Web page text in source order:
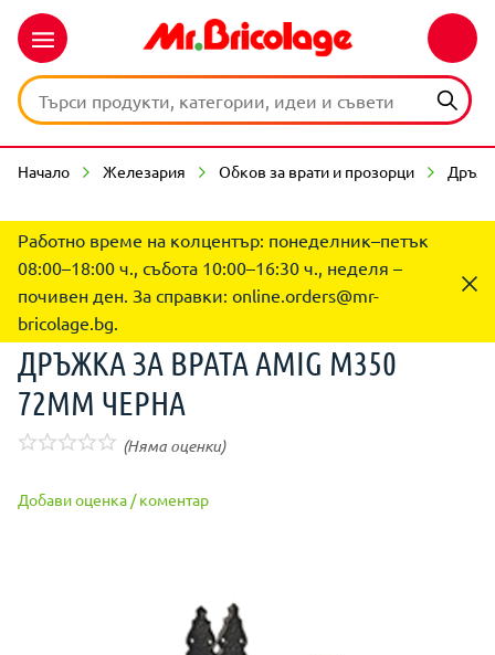
Начало Железария Обков за врати и прозорци
Работно време на колцентър: понеделник–петък
08:00–18:00 ч., събота 10:00–16:30 ч., неделя –
почивен ден. За справки: online.orders@mr-
bricolage.bg.
ДРЪЖКА ЗА ВРАТА AMIG M350
72MM ЧЕРНА
(Няма оценки)
Добави оценка / коментар